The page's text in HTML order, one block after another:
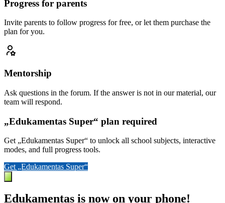
Progress for parents
Invite parents to follow progress for free, or let them purchase the
plan for you.
Mentorship
Ask questions in the forum. If the answer is not in our material, our
team will respond.
„Edukamentas Super“ plan required
Get „Edukamentas Super“ to unlock all school subjects, interactive
modes, and full progress tools.
Get „Edukamentas Super“
Edukamentas is now on your phone!